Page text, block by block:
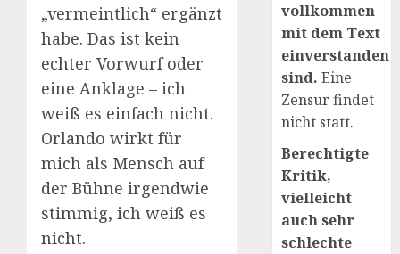
„vermeintlich“ ergänzt
habe. Das ist kein
echter Vorwurf oder
eine Anklage – ich
weiß es einfach nicht.
Orlando wirkt für
mich als Mensch auf
der Bühne irgendwie
stimmig, ich weiß es
nicht.
vollkommen
mit dem Text
einverstanden
sind. Eine
Zensur findet
nicht statt.
Berechtigte
Kritik,
vielleicht
auch sehr
schlechte